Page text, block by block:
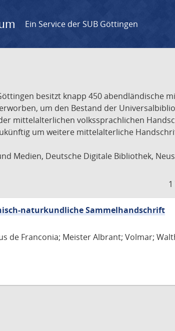
Ein Service der SUB Göttingen
besitzt knapp 450 abendländische
um den Bestand der
mittelalterlichen volkssprachlichen
um weitere mittelalterliche
Medien, Deutsche Digitale Bibliothek,
naturkundliche Sammelhandschrift
de Franconia; Meister Albrant; Volmar;